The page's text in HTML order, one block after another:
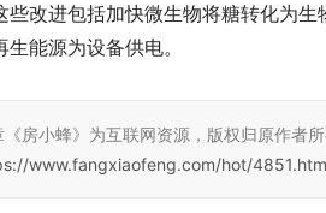
些改进包括加快微生物将糖转化为
生能源为设备供电。
《房小蜂》为互联网资源，版权归原作者
www.fangxiaofeng.com/hot/